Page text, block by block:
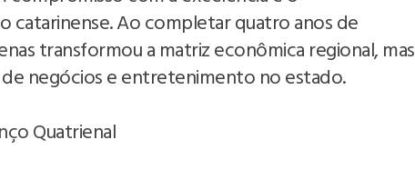
Ao completar quatro anos de
transformou a matriz econômica regional, mas
negócios e entretenimento no estado.
Quatrienal